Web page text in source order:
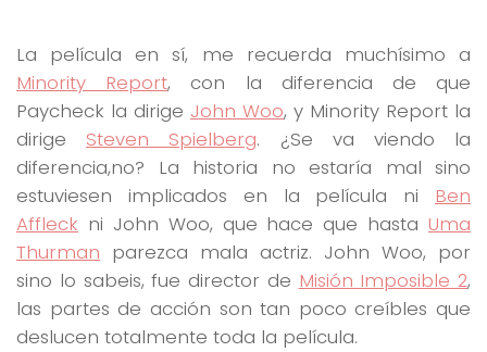
La película en sí, me recuerda muchísimo a
Minority Report, con la diferencia de que
Paycheck la dirige John Woo, y Minority Report la
dirige Steven Spielberg. ¿Se va viendo la
diferencia,no? La historia no estaría mal sino
estuviesen implicados en la película ni Ben
Affleck ni John Woo, que hace que hasta Uma
Thurman parezca mala actriz. John Woo, por
sino lo sabeis, fue director de Misión Imposible 2,
las partes de acción son tan poco creíbles que
deslucen totalmente toda la película.